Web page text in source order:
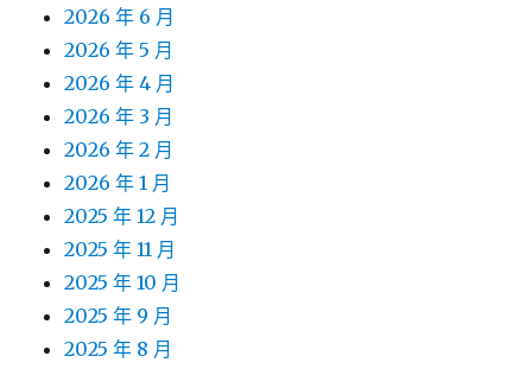
2026 年 6 月
2026 年 5 月
2026 年 4 月
2026 年 3 月
2026 年 2 月
2026 年 1 月
2025 年 12 月
2025 年 11 月
2025 年 10 月
2025 年 9 月
2025 年 8 月